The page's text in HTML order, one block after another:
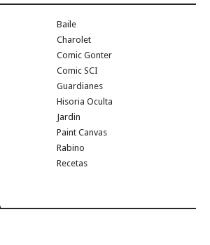
Baile
Charolet
Comic Gonter
Comic SCI
Guardianes
Hisoria Oculta
Jardin
Paint Canvas
Rabino
Recetas